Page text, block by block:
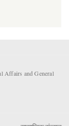
Affairs and General